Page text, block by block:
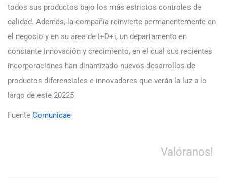
todos sus productos bajo los más estrictos controles de
calidad. Además, la compañía reinvierte permanentemente en
el negocio y en su área de I+D+i, un departamento en
constante innovación y crecimiento, en el cual sus recientes
incorporaciones han dinamizado nuevos desarrollos de
productos diferenciales e innovadores que verán la luz a lo
largo de este 20225
Fuente Comunicae
Valóranos!